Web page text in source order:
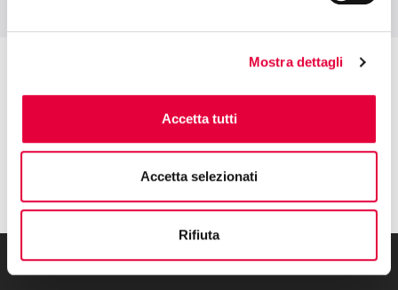
Mostra dettagli
Accetta tutti
Accetta selezionati
Rifiuta